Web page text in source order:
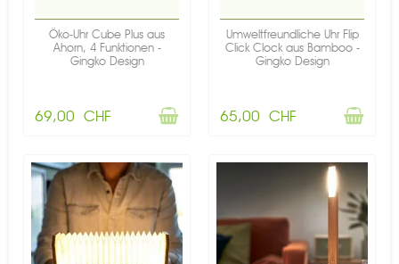
Öko-Uhr Cube Plus aus
Ahorn, 4 Funktionen -
Gingko Design
69,00 CHF
Umweltfreundliche Uhr Flip
Click Clock aus Bamboo -
Gingko Design
65,00 CHF